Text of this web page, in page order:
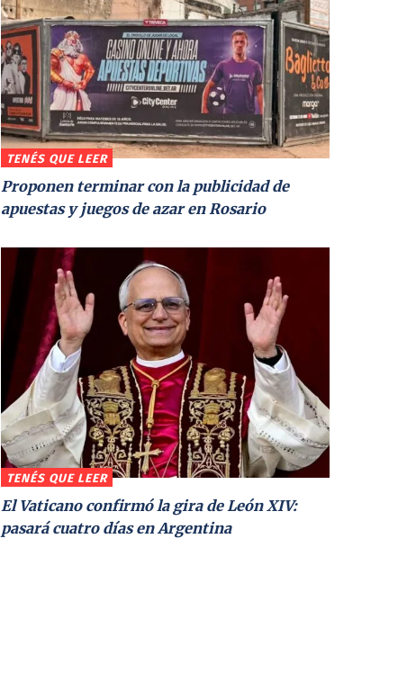
TENÉS QUE LEER
Proponen terminar con la publicidad de
apuestas y juegos de azar en Rosario
TENÉS QUE LEER
El Vaticano confirmó la gira de León XIV:
pasará cuatro días en Argentina